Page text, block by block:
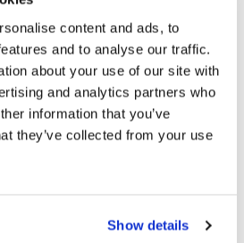
content and ads, to
and to analyse our traffic.
about your use of our site with
and analytics partners who
information that you’ve
they’ve collected from your use
Show details